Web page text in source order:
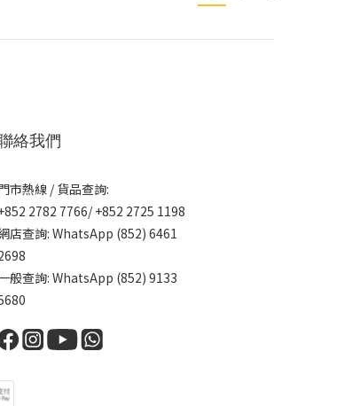
絡我們
市熱線 / 貨品查詢:
2782 7766/ +852 2725 1198
店查詢: WhatsApp (852) 6461
般查詢: WhatsApp (852) 9133